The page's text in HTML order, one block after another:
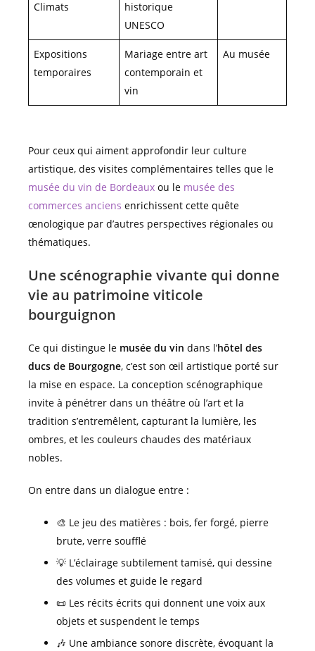
Climats
historique
UNESCO
Expositions
temporaires
Mariage entre art
contemporain et
vin
Au musée
Pour ceux qui aiment approfondir leur culture
artistique, des visites complémentaires telles que le
musée du vin de Bordeaux ou le musée des
commerces anciens enrichissent cette quête
œnologique par d’autres perspectives régionales ou
thématiques.
Une scénographie vivante qui donne
vie au patrimoine viticole
bourguignon
Ce qui distingue le musée du vin dans l’hôtel des
ducs de Bourgogne, c’est son œil artistique porté sur
la mise en espace. La conception scénographique
invite à pénétrer dans un théâtre où l’art et la
tradition s’entremêlent, capturant la lumière, les
ombres, et les couleurs chaudes des matériaux
nobles.
On entre dans un dialogue entre :
🎨 Le jeu des matières : bois, fer forgé, pierre
brute, verre soufflé
💡 L’éclairage subtilement tamisé, qui dessine
des volumes et guide le regard
📜 Les récits écrits qui donnent une voix aux
objets et suspendent le temps
🎶 Une ambiance sonore discrète, évoquant la